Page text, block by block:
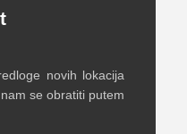
novih lokacija
se obratiti putem